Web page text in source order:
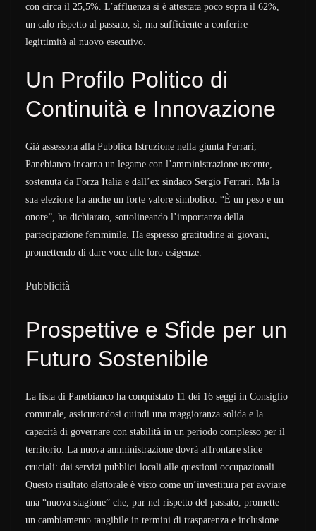
con circa il 25,5%. L’affluenza si è attestata poco sopra il 62%,
un calo rispetto al passato, sì, ma sufficiente a conferire
legittimità al nuovo esecutivo.
Un Profilo Politico di
Continuità e Innovazione
Già assessora alla Pubblica Istruzione nella giunta Ferrari,
Panebianco incarna un legame con l’amministrazione uscente,
sostenuta da Forza Italia e dall’ex sindaco Sergio Ferrari. Ma la
sua elezione ha anche un forte valore simbolico. “È un peso e un
onore”, ha dichiarato, sottolineando l’importanza della
partecipazione femminile. Ha espresso gratitudine ai giovani,
promettendo di dare voce alle loro esigenze.
Pubblicità
Prospettive e Sfide per un
Futuro Sostenibile
La lista di Panebianco ha conquistato 11 dei 16 seggi in Consiglio
comunale, assicurandosi quindi una maggioranza solida e la
capacità di governare con stabilità in un periodo complesso per il
territorio. La nuova amministrazione dovrà affrontare sfide
cruciali: dai servizi pubblici locali alle questioni occupazionali.
Questo risultato elettorale è visto come un’investitura per avviare
una “nuova stagione” che, pur nel rispetto del passato, promette
un cambiamento tangibile in termini di trasparenza e inclusione.